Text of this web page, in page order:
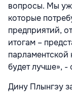
вопросы. Мы
которые
предприятий,
итогам –
парламентской
будет лучше», -
Дину Плынгэу